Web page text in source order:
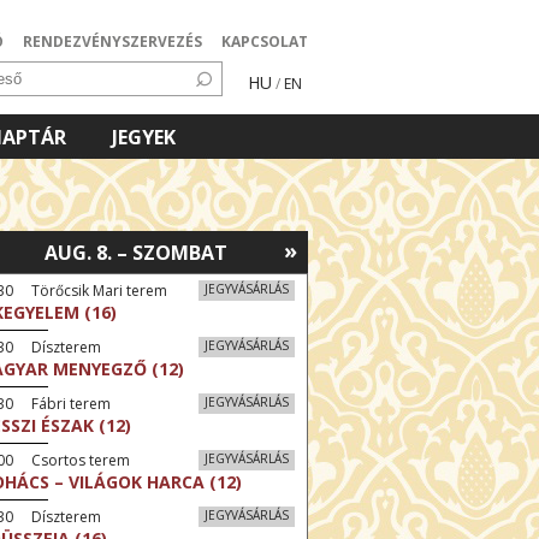
RENDEZVÉNYSZERVEZÉS KAPCSOLAT
HU / EN
JEGYEK
»
AUG. 8. – SZOMBAT
JEGYVÁSÁRLÁS
Törőcsik Mari terem
(16)
JEGYVÁSÁRLÁS
Díszterem
MENYEGZŐ (12)
JEGYVÁSÁRLÁS
Fábri terem
ÉSZAK (12)
JEGYVÁSÁRLÁS
Csortos terem
– VILÁGOK HARCA (12)
JEGYVÁSÁRLÁS
Díszterem